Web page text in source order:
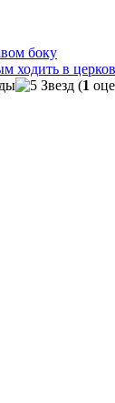
боку
ходить в
(1